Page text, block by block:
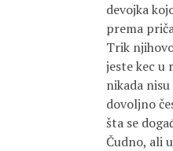
devojka
prema
Trik
jeste kec u
nikada
dovoljno
šta se
Čudno, ali